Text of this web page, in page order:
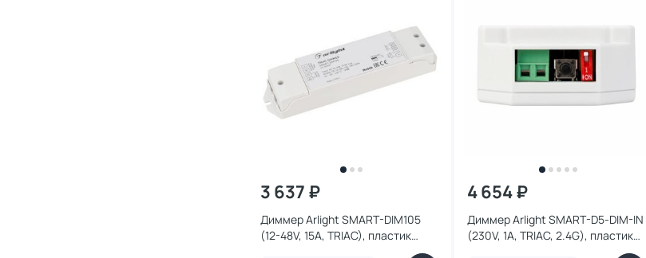
3 637 ₽
Диммер Arlight SMART-DIM105
(12-48V, 15A, TRIAC), пластик
4 654 ₽
Диммер Arlight SMART-D5-DIM-IN
(230V, 1A, TRIAC, 2.4G), пластик